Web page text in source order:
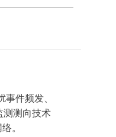
件频发、
测测向技术
。